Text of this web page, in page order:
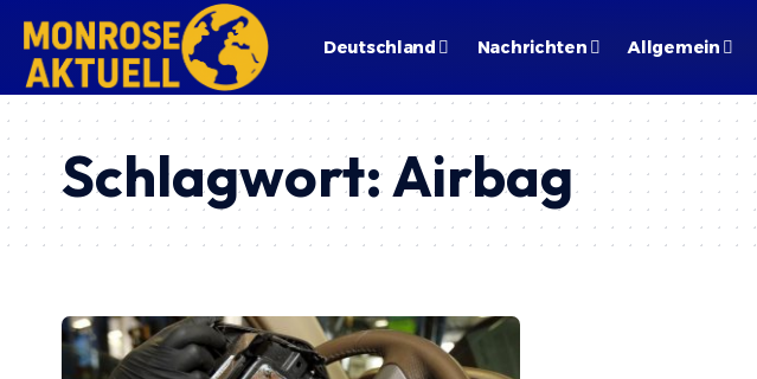
Deutschland Nachrichten Allgemein
Schlagwort:Airbag